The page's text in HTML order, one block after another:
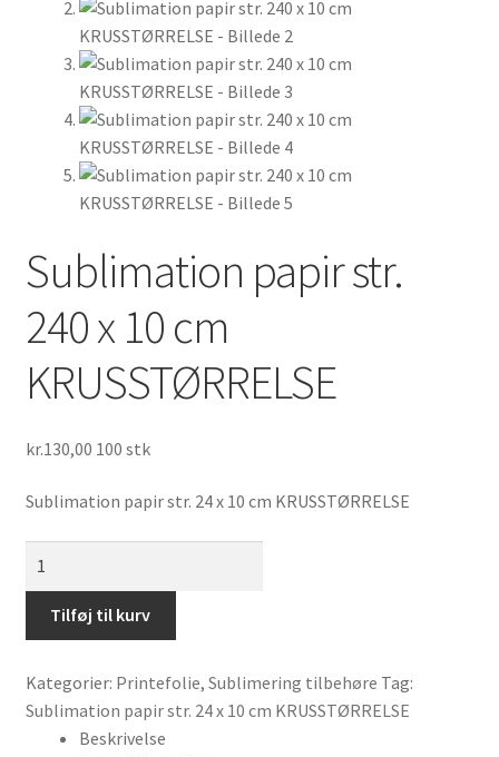
Inspiration
Sublimation papir str.
240 x 10 cm
KRUSSTØRRELSE
kr.130,00 100 stk
Sublimation papir str. 24 x 10 cm KRUSSTØRRELSE
240
10
cm
KRUSSTØRRELSE
Tilføj til kurv
Kategorier: Printefolie, Sublimering tilbehøre Tag:
Sublimation papir str. 24 x 10 cm KRUSSTØRRELSE
Beskrivelse